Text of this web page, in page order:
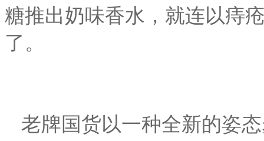
糖推出奶味香水，就连以痔
了。
老牌国货以一种全新的姿